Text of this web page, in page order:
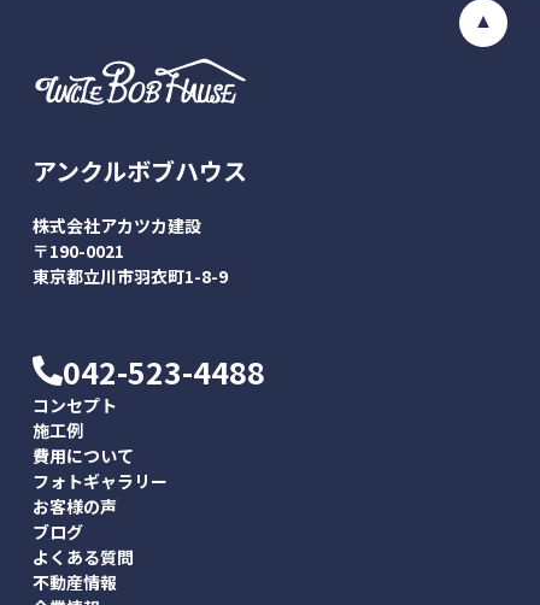
アンクルボブハウス
株式会社アカツカ建設
〒190-0021
東京都立川市羽衣町1-8-9
042-523-4488
コンセプト
施工例
費用について
フォトギャラリー
お客様の声
ブログ
よくある質問
不動産情報